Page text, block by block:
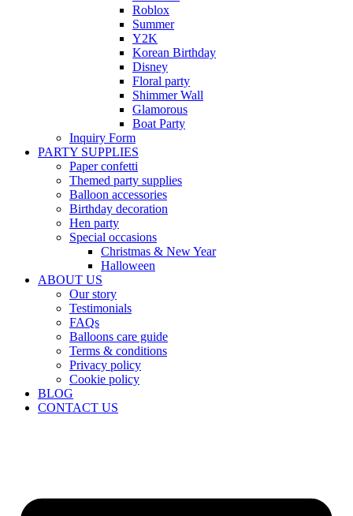
Roblox
Summer
Y2K
Korean Birthday
Disney
Floral party
Shimmer Wall
Glamorous
Boat Party
Inquiry Form
PARTY SUPPLIES
Paper confetti
Themed party supplies
Balloon accessories
Birthday decoration
Hen party
Special occasions
Christmas & New Year
Halloween
ABOUT US
Our story
Testimonials
FAQs
Balloons care guide
Terms & conditions
Privacy policy
Cookie policy
BLOG
CONTACT US